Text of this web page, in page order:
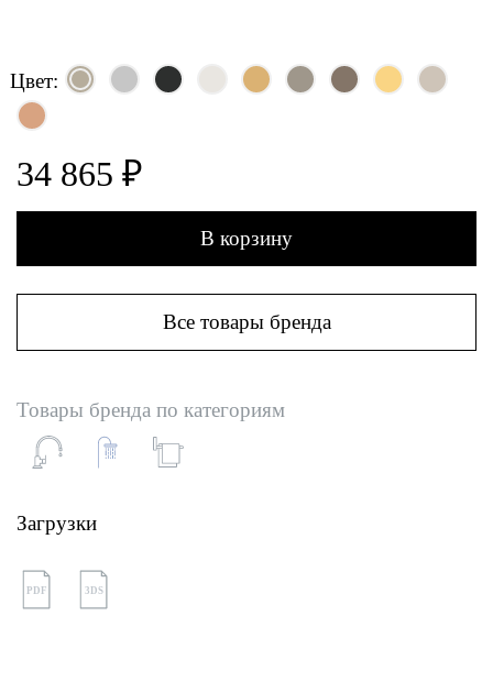
Цвет:
34 865 ₽
В корзину
Все товары бренда
Товары бренда по категориям
Загрузки
PDF 3DS